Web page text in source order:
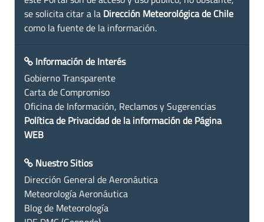
se solicita citar a la Dirección Meteorológica de Chile
como la fuente de la información.
Información de Interés
Gobierno Transparente
Carta de Compromiso
Oficina de Información, Reclamos y Sugerencias
Política de Privacidad de la información de Página
WEB
Nuestro Sitios
Dirección General de Aeronáutica
Meteorología Aeronáutica
Blog de Meteorología